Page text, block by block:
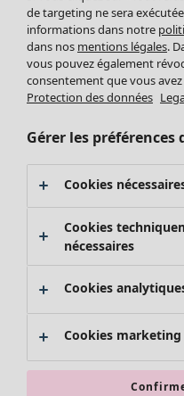
Vêtements de bain
Basics
Soldes Mobilier
Bonnes affaires déco
Décoration
Textiles
Tapis
Éponge
Promos SOLDES
Les promos de Gudrun
Nouvel arrivage
Bonnes affaires en soldes
de targeting ne sera
informations dans notre
dans nos mentions légales.
vous pouvez également
consentement que vous
Protection des données
Gérer les
Cookies
Cookies
nécessaires
Cookies
Cookies marketing